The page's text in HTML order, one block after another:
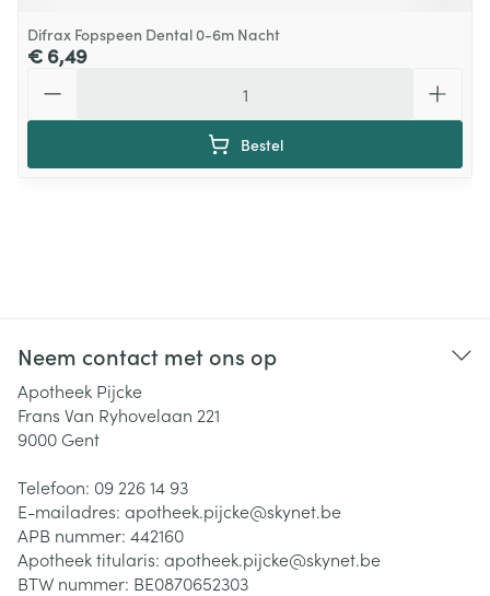
Difrax Fopspeen Dental 0-6m Nacht
€ 6,49
Bestel
Neem contact met ons op
Apotheek Pijcke
Frans Van Ryhovelaan 221
9000 Gent
Telefoon: 09 226 14 93
E-mailadres: apotheek.pijcke@skynet.be
APB nummer: 442160
Apotheek titularis: apotheek.pijcke@skynet.be
BTW nummer: BE0870652303